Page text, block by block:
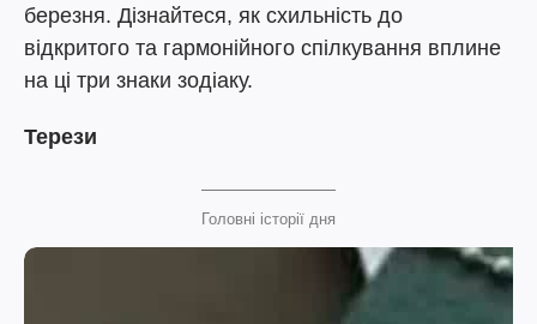
березня. Дізнайтеся, як схильність до
відкритого та гармонійного спілкування вплине
на ці три знаки зодіаку.
Терези
Головні історії дня